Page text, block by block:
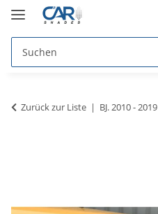
Zurück zur Liste BJ. 2010 - 2019